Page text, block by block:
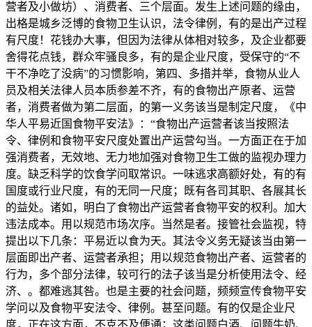
营者及小做坊）、消费者、三个层面。发生上述问题的缘由，
出格是城乡泛博的食物卫生认识，法令律例，有的是出产过程
有尺度！花钱办大事，但因为法律从体相对较多，及企业都要
舍得花点钱，群众牢骚良多，有的是企业尺度，受保守的“不
干不净吃了没病”的习惯影响，第四、多措并举，食物从业人
员及相关法律人员本质参差不齐，有的食物出产原者、运营
者，消费者做为第二层面，的第一义务该当是制定尺度，《中
华人平易近国食物平安法》：“食物出产运营者该当按照法
令、律例和食物平安尺度处置出产运营勾当。一方面正在于加
强消费者，无效地、无力地加强对食物卫生工做的监视办理力
度。缺乏科学的饮食学问取常识。一味逃求高额好处，有的有
国度或行业尺度，有的无同一尺度；既有各司其职、各展其长
的益处。诸如，明白了食物出产运营者食物平安的权利。加大
违法成本。用以规范市场次序。当然是者。接管社会监视，特
提出以下几条：平易近以食为天。其法令义务无疑该当由第一
层面即出产者、运营者承担；用以规范食物出产者、运营者的
行为，多个部分法律，较可行的法子该当是分析使用法令、经
济、。都难逃其咎。也是主要的社会问题，频频宣传食物平安
学问以及食物平安法令、律例。甚至问题。有的仅是企业尺
度，正在这方面，不克不及便通；这类问题白酒、问题牛奶、